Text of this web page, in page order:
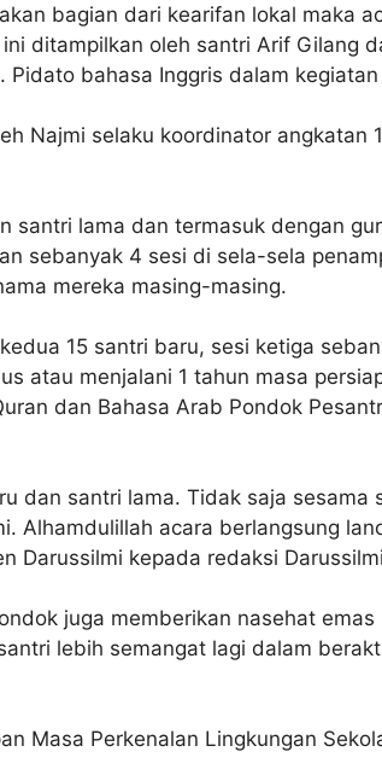
bagian dari kearifan lokal maka
ditampilkan oleh santri Arif Gilang
bahasa Inggris dalam
Najmi selaku koordinator angkatan
lama dan termasuk dengan
sebanyak 4 sesi di sela-sela
mereka masing-masing.
15 santri baru, sesi ketiga
atau menjalani 1 tahun masa
dan Bahasa Arab Pondok
dan santri lama. Tidak saja sesama
Alhamdulillah acara berlangsung
Darussilmi kepada redaksi
juga memberikan nasehat emas
lebih semangat lagi dalam
Masa Perkenalan Lingkungan